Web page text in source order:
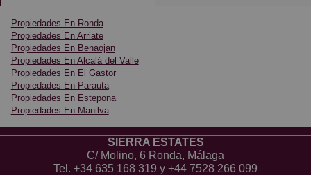
Propiedades En Ronda
Propiedades En Arriate
Propiedades En Benaojan
Propiedades En Alcalá del Valle
Propiedades En El Gastor
Propiedades En Parauta
Propiedades En Estepona
Propiedades En Manilva
SIERRA ESTATES
C/ Molino, 6 Ronda, Málaga
Tel. +34 635 168 319 y +44 7528 266 099